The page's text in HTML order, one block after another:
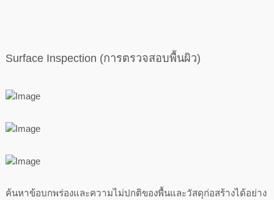
Surface Inspection (การตรวจสอบพื้นผิว)
ค้นหาข้อบกพร่องและความไม่ปกติของพื้นและวัสดุก่อสร้างได้อย่าง